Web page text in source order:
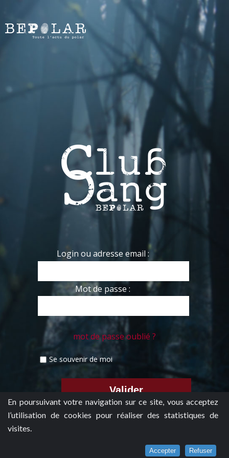
En poursuivant votre navigation sur ce site, vous acceptez
l’utilisation de cookies pour réaliser des statistiques de
visites.
Accepter Refuser
Login ou adresse email :
Mot de passe :
mot de passe oublié ?
Se souvenir de moi